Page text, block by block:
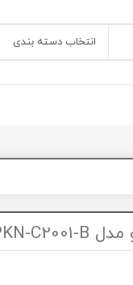
انتخاب دسته بندی